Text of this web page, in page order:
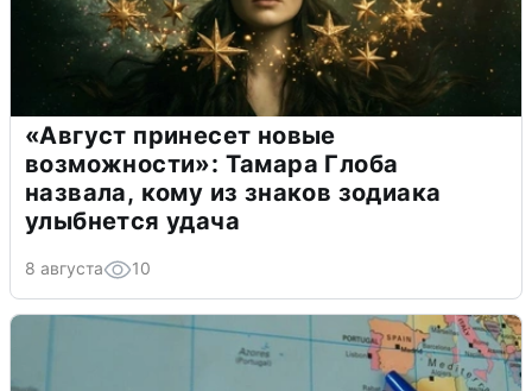
«Август принесет новые
возможности»: Тамара Глоба
назвала, кому из знаков зодиака
улыбнется удача
8 августа 10